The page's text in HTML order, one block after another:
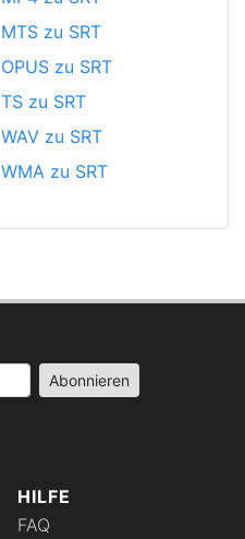
MTS zu SRT
OPUS zu SRT
TS zu SRT
WAV zu SRT
WMA zu SRT
HILFE
FAQ
Abonnieren